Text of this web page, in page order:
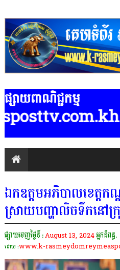
ផ្សាយពាណិជ្ជកម្ម
មានទទួល
ឯកឧត្តមអភិបាលខេត្តក
ស្រាយបញ្ហាលិចទឹកនៅក្រុ
ផ្សាយចេញថ្ងៃទី :August 13, 2024អ្នកនិពន្ធ.
ដោយ :www.k-